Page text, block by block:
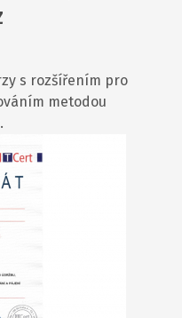
s rozšířením pro
metodou